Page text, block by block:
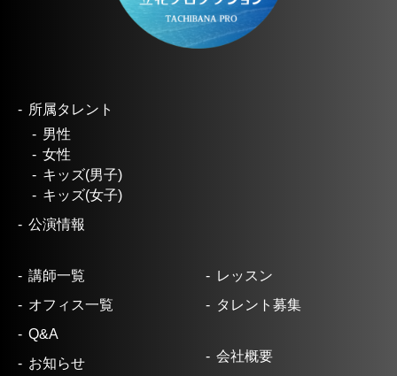
所属タレント
男性
女性
キッズ(男子)
キッズ(女子)
公演情報
講師一覧
オフィス一覧
Q&A
お知らせ
レッスン
タレント募集
会社概要